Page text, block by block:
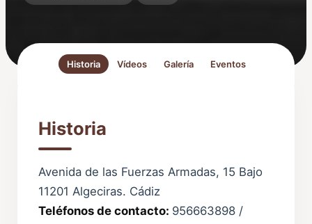
Historia Vídeos Galería Eventos
Historia
Avenida de las Fuerzas Armadas, 15 Bajo
11201 Algeciras. Cádiz
Teléfonos de contacto: 956663898 /